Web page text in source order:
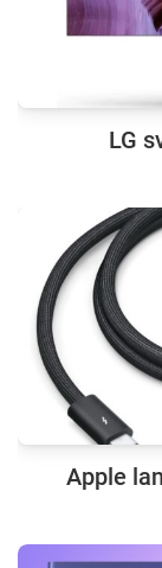
LG
Apple